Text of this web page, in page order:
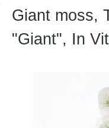
Giant moss,
"Giant", In